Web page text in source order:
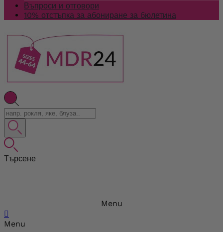
Въпроси и отговори
10% отстъпка за абониране за бюлетина
Търсене
Menu

Menu